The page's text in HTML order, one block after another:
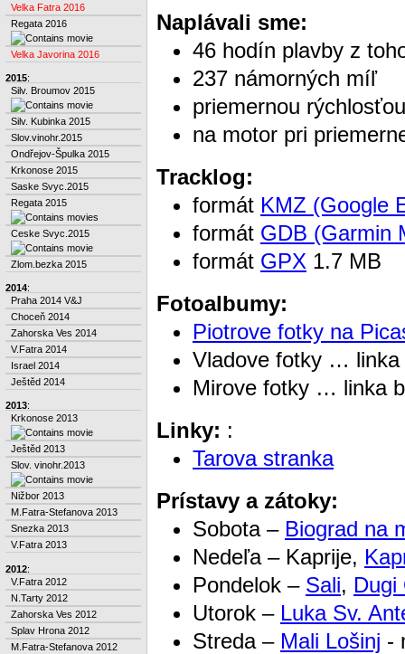
Velka Fatra 2016
Regata 2016
Velka Javorina 2016
2015:
Silv. Broumov 2015
Silv. Kubinka 2015
Slov.vinohr.2015
Ondřejov-Špulka 2015
Krkonose 2015
Saske Svyc.2015
Regata 2015
Ceske Svyc.2015
Zlom.bezka 2015
2014:
Praha 2014 V&J
Choceň 2014
Zahorska Ves 2014
V.Fatra 2014
Israel 2014
Ještěd 2014
2013:
Krkonose 2013
Ještěd 2013
Slov. vinohr.2013
Nižbor 2013
M.Fatra-Stefanova 2013
Snezka 2013
V.Fatra 2013
2012:
V.Fatra 2012
N.Tarty 2012
Zahorska Ves 2012
Splav Hrona 2012
M.Fatra-Stefanova 2012
Naplávali sme:
46 hodín plavby z
237 námorných míľ
priemernou
na motor pri
Tracklog:
formát KMZ (Google
formát GDB (Garmin
formát GPX 1.7 MB
Fotoalbumy:
Piotrove fotky na
Vladove fotky … linka
Mirove fotky … linka
Linky: :
Tarova stranka
Prístavy a zátoky:
Sobota – Biograd na
Nedeľa – Kaprije,
Pondelok – Sali, Dugi
Utorok – Luka Sv.
Streda – Mali Lošinj -